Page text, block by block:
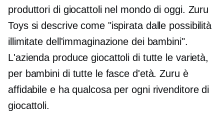
produttori di giocattoli nel mondo di oggi. Zuru
Toys si descrive come "ispirata dalle possibilità
illimitate dell'immaginazione dei bambini".
L'azienda produce giocattoli di tutte le varietà,
per bambini di tutte le fasce d'età. Zuru è
affidabile e ha qualcosa per ogni rivenditore di
giocattoli.